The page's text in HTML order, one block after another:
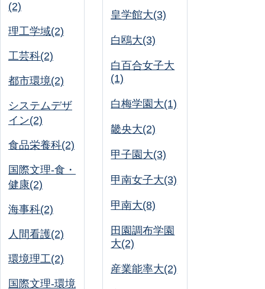
(2)
理工学域(2)
工芸科(2)
都市環境(2)
システムデザ
イン(2)
食品栄養科(2)
国際文理-食・
健康(2)
海事科(2)
人間看護(2)
環境理工(2)
国際文理-環境
皇学館大(3)
白鴎大(3)
白百合女子大
(1)
白梅学園大(1)
畿央大(2)
甲子園大(3)
甲南女子大(3)
甲南大(8)
田園調布学園
大(2)
産業能率大(2)